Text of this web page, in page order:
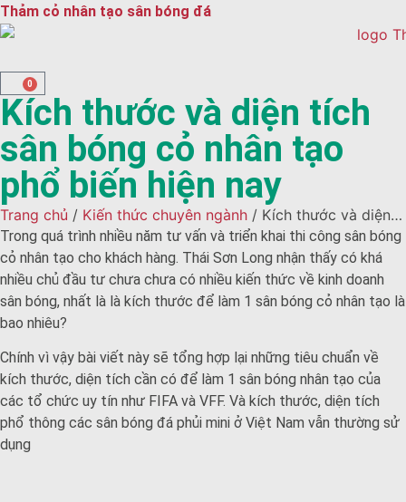
Thảm cỏ nhân tạo sân bóng đá
0
Kích thước và diện tích
sân bóng cỏ nhân tạo
phổ biến hiện nay
Trang chủ / Kiến thức chuyên ngành / Kích thước và diện
tích sân bóng cỏ nhân tạo phổ biến hiện nay
Trong quá trình nhiều năm tư vấn và triển khai thi công sân bóng
cỏ nhân tạo cho khách hàng. Thái Sơn Long nhận thấy có khá
nhiều chủ đầu tư chưa chưa có nhiều kiến thức về kinh doanh
sân bóng, nhất là là kích thước để làm 1 sân bóng cỏ nhân tạo là
bao nhiêu?
Chính vì vậy bài viết này sẽ tổng hợp lại những tiêu chuẩn về
kích thước, diện tích cần có để làm 1 sân bóng nhân tạo của
các tổ chức uy tín như FIFA và VFF. Và kích thước, diện tích
phổ thông các sân bóng đá phủi mini ở Việt Nam vẫn thường sử
dụng